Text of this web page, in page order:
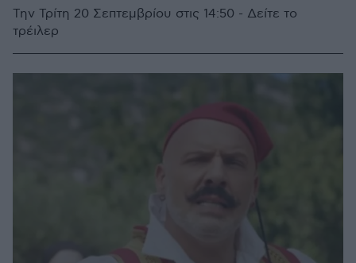
Την Τρίτη 20 Σεπτεμβρίου στις 14:50 - Δείτε το
τρέιλερ